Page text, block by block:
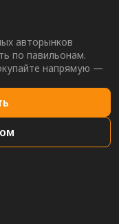
авторынков
по павильонам.
напрямую —